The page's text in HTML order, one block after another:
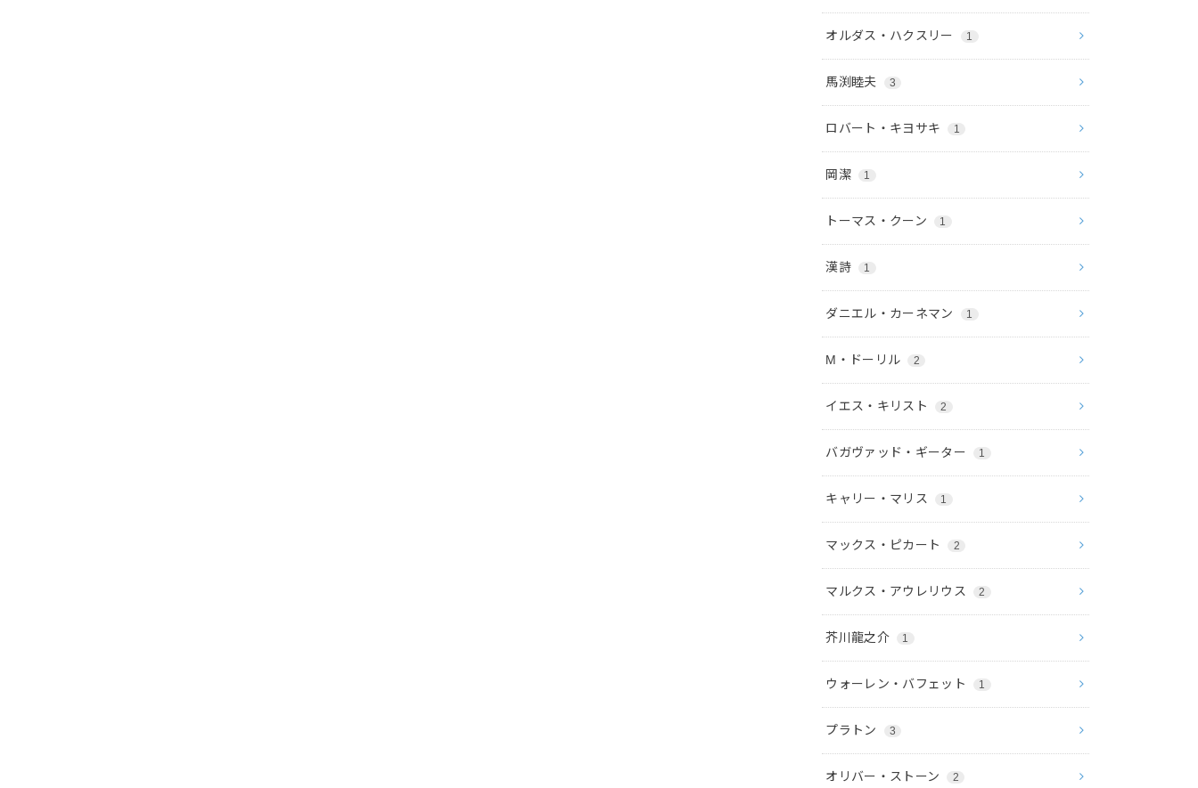
オルダス・ハクスリー 1
馬渕睦夫 3
ロバート・キヨサキ 1
岡潔 1
トーマス・クーン 1
漢詩 1
ダニエル・カーネマン 1
M・ドーリル 2
イエス・キリスト 2
バガヴァッド・ギーター 1
キャリー・マリス 1
マックス・ピカート 2
マルクス・アウレリウス 2
芥川龍之介 1
ウォーレン・バフェット 1
プラトン 3
オリバー・ストーン 2